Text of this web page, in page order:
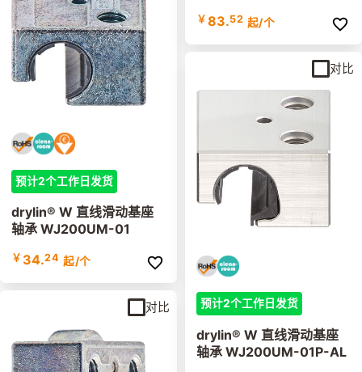
预计2个工作日发货
drylin® W 直线滑动基座
轴承 WJ200UM-01
￥ 34.24 起/个
对比
￥ 83.52 起/个
预计2个工作日发货
drylin® W 直线滑动基座
轴承 WJ200UM-01P-AL
对比